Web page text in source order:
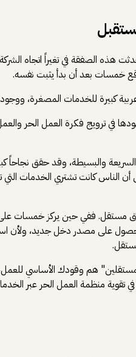
حسوب موقع خمسات في 2012. أحدثت
خمسات بعد أن بدأ يثبت نفسه.
للخدمات المصغرة، ووجود
في ترويج فكرة العمل الحر
والبسيطة، وقد حقق نجاحاً
مستقل. ففي حين يركز خمسات
على مصدر دخل جديد، ولأن
هم وقودك الأساسي
تقوية منظمة العمل الحر عبر